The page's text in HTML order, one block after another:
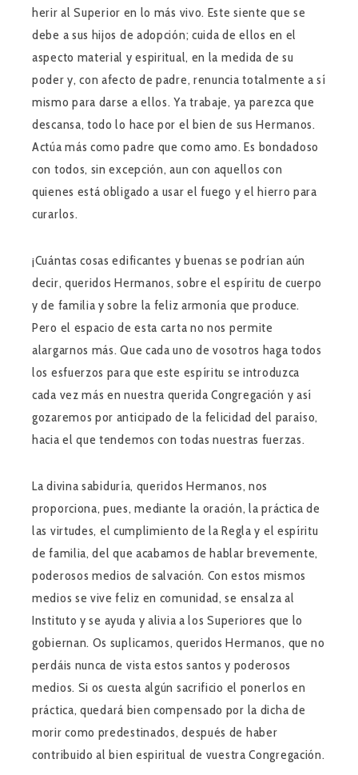
herir al Superior en lo más vivo. Este siente que se
debe a sus hijos de adopción; cuida de ellos en el
aspecto material y espiritual, en la medida de su
poder y, con afecto de padre, renuncia totalmente a sí
mismo para darse a ellos. Ya trabaje, ya parezca que
descansa, todo lo hace por el bien de sus Hermanos.
Actúa más como padre que como amo. Es bondadoso
con todos, sin excepción, aun con aquellos con
quienes está obligado a usar el fuego y el hierro para
curarlos.
¡Cuántas cosas edificantes y buenas se podrían aún
decir, queridos Hermanos, sobre el espíritu de cuerpo
y de familia y sobre la feliz armonía que produce.
Pero el espacio de esta carta no nos permite
alargarnos más. Que cada uno de vosotros haga todos
los esfuerzos para que este espíritu se introduzca
cada vez más en nuestra querida Congregación y así
gozaremos por anticipado de la felicidad del paraíso,
hacia el que tendemos con todas nuestras fuerzas.
La divina sabiduría, queridos Hermanos, nos
proporciona, pues, mediante la oración, la práctica de
las virtudes, el cumplimiento de la Regla y el espíritu
de familia, del que acabamos de hablar brevemente,
poderosos medios de salvación. Con estos mismos
medios se vive feliz en comunidad, se ensalza al
Instituto y se ayuda y alivia a los Superiores que lo
gobiernan. Os suplicamos, queridos Hermanos, que no
perdáis nunca de vista estos santos y poderosos
medios. Si os cuesta algún sacrificio el ponerlos en
práctica, quedará bien compensado por la dicha de
morir como predestinados, después de haber
contribuido al bien espiritual de vuestra Congregación.